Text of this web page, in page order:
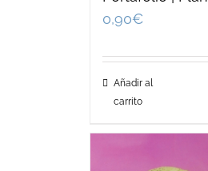
0,90€
Añadir al
carrito